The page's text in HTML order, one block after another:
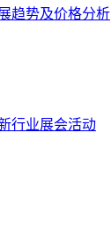
趋势及价格分析